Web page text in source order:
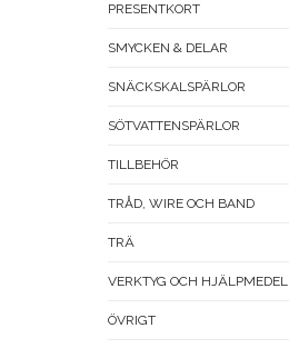
PRESENTKORT
SMYCKEN & DELAR
SNÄCKSKALSPÄRLOR
SÖTVATTENSPÄRLOR
TILLBEHÖR
TRÅD, WIRE OCH BAND
TRÄ
VERKTYG OCH HJÄLPMEDEL
ÖVRIGT